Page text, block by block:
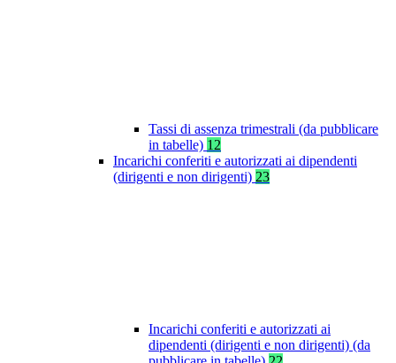
Tassi di assenza trimestrali (da pubblicare
in tabelle) 12
Incarichi conferiti e autorizzati ai dipendenti
(dirigenti e non dirigenti) 23
Incarichi conferiti e autorizzati ai
dipendenti (dirigenti e non dirigenti) (da